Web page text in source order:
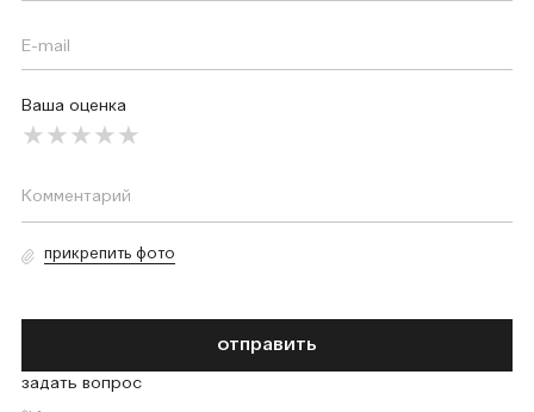
Ваша оценка
прикрепить фото
отправить
задать вопрос